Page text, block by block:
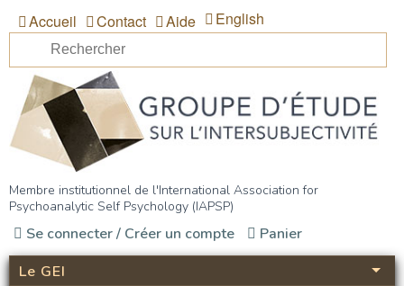
Groupe d’étude sur
l’intersubjectivité (GEI)
Membre institutionnel de l'International Association for
Psychoanalytic Self Psychology (IAPSP)
Formulaire de recherche
Accueil Contact Aide English
Se connecter / Créer un compte
Panier
Le GEI